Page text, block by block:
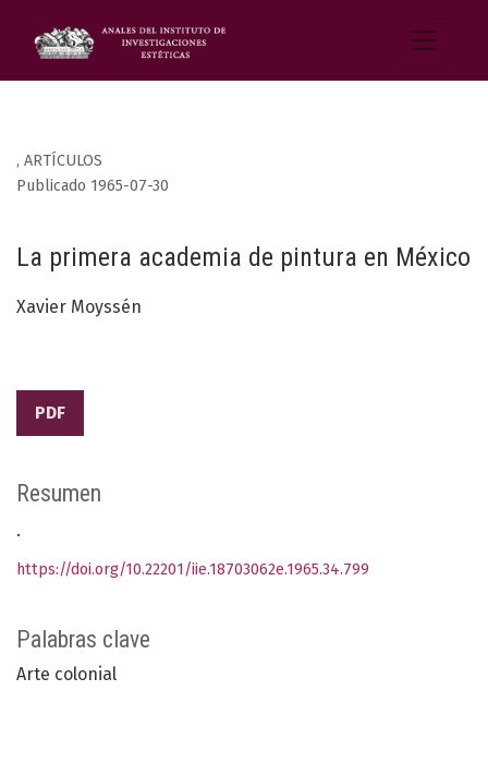
, ARTÍCULOS
La primera academia de pintura en México
Publicado 1965-07-30
Xavier Moyssén
PDF
Palabras clave
Arte colonial
Resumen
.
https://doi.org/10.22201/iie.18703062e.1965.34.799